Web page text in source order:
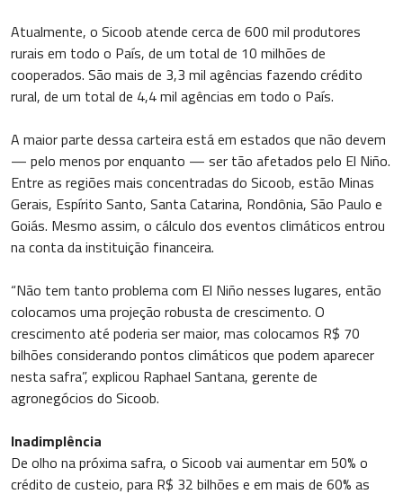
Atualmente, o Sicoob atende cerca de 600 mil produtores
rurais em todo o País, de um total de 10 milhões de
cooperados. São mais de 3,3 mil agências fazendo crédito
rural, de um total de 4,4 mil agências em todo o País.
A maior parte dessa carteira está em estados que não devem
— pelo menos por enquanto — ser tão afetados pelo El Niño.
Entre as regiões mais concentradas do Sicoob, estão Minas
Gerais, Espírito Santo, Santa Catarina, Rondônia, São Paulo e
Goiás. Mesmo assim, o cálculo dos eventos climáticos entrou
na conta da instituição financeira.
“Não tem tanto problema com El Niño nesses lugares, então
colocamos uma projeção robusta de crescimento. O
crescimento até poderia ser maior, mas colocamos R$ 70
bilhões considerando pontos climáticos que podem aparecer
nesta safra”, explicou Raphael Santana, gerente de
agronegócios do Sicoob.
Inadimplência
De olho na próxima safra, o Sicoob vai aumentar em 50% o
crédito de custeio, para R$ 32 bilhões e em mais de 60% as